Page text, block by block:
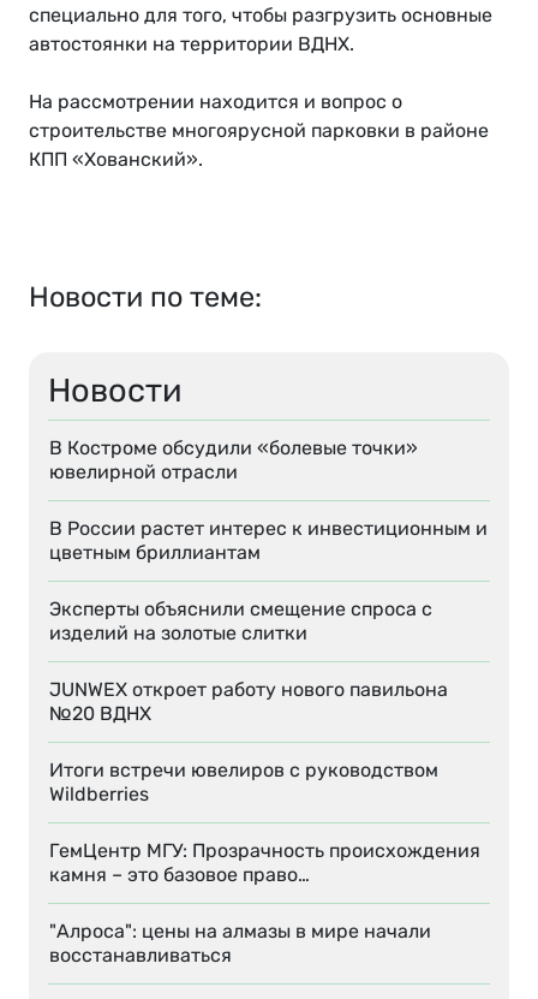
Новости
В Костроме обсудили «болевые точки»
ювелирной отрасли
В России растет интерес к инвестиционным и
цветным бриллиантам
Эксперты объяснили смещение спроса с
изделий на золотые слитки
JUNWEX откроет работу нового павильона
№20 ВДНХ
Итоги встречи ювелиров с руководством
Wildberries
ГемЦентр МГУ: Прозрачность происхождения
камня – это базовое право…
"Алроса": цены на алмазы в мире начали
восстанавливаться
специально для того, чтобы разгрузить основные
автостоянки на территории ВДНХ.
На рассмотрении находится и вопрос о
строительстве многоярусной парковки в районе
КПП «Хованский».
Новости по теме: